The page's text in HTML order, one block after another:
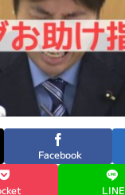
Facebook
LINE